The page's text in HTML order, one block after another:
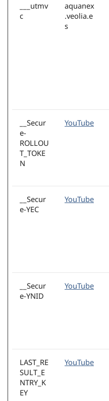
___utmv
c
aquanex
.veolia.e
s
__Secur
e-
ROLLOU
T_TOKE
N
YouTube
__Secur
e-YEC
YouTube
__Secur
e-YNID
YouTube
LAST_RE
SULT_E
NTRY_K
EY
YouTube